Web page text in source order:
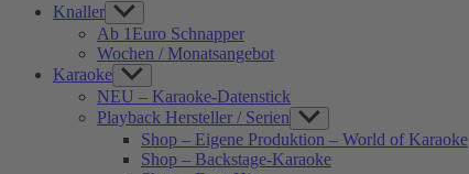
Knaller Show
sub
menu
Ab 1Euro Schnapper
Wochen / Monatsangebot
Karaoke Show
sub
menu
NEU – Karaoke-Datenstick
Playback Hersteller / Serien Show
sub
menu
Shop – Eigene Produktion – World of Karaoke
Shop – Backstage-Karaoke